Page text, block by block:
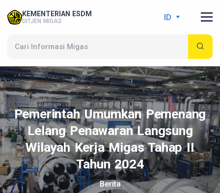
KEMENTERIAN ESDM
DITJEN MIGAS ID
Pemerintah Umumkan Pemenang
Lelang Penawaran Langsung
Wilayah Kerja Migas Tahap II
Tahun 2024
Berita